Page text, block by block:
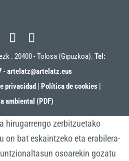
. 20400 - Tolosa (Gipuzkoa). Tel:
-artelatz@artelatz.eus
privacidad | Política de cookies|
ambiental (PDF)
hirugarrengo zerbitzuetako
on bat eskaintzeko eta erabilera-
osoarekin gozatu